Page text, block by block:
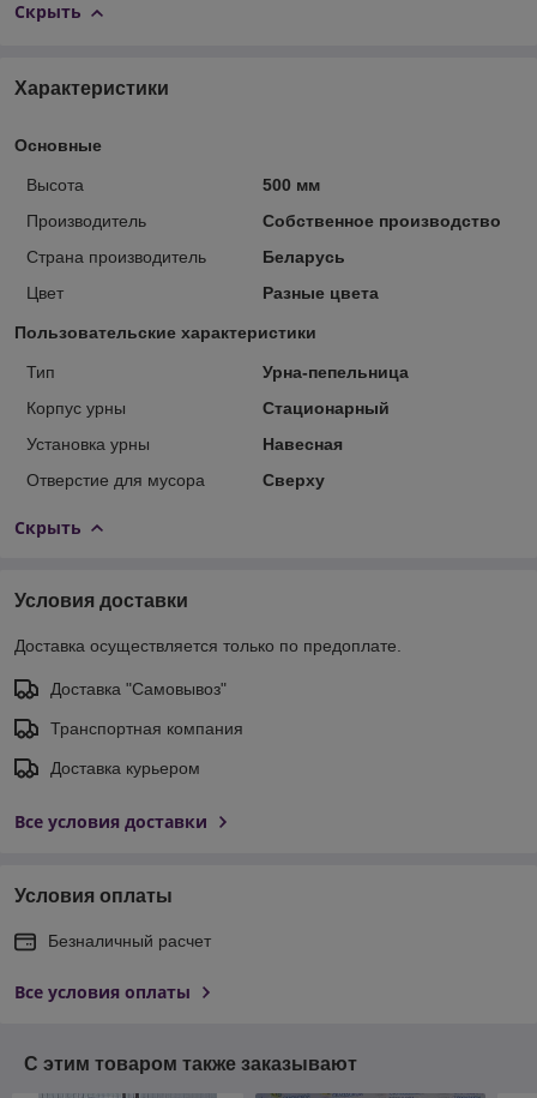
Скрыть
Характеристики
Основные
Высота
500 мм
Производитель
Собственное производство
Страна производитель
Беларусь
Цвет
Разные цвета
Пользовательские характеристики
Тип
Урна-пепельница
Корпус урны
Стационарный
Установка урны
Навесная
Отверстие для мусора
Сверху
Скрыть
Условия доставки
Доставка осуществляется только по предоплате.
Доставка "Самовывоз"
Транспортная компания
Доставка курьером
Все условия доставки
Условия оплаты
Безналичный расчет
Все условия оплаты
С этим товаром также заказывают